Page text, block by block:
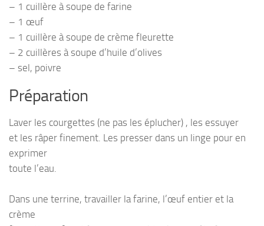
– 1 cuillère à soupe de farine
– 1 œuf
– 1 cuillère à soupe de crème fleurette
– 2 cuillères à soupe d’huile d’olives
– sel, poivre
Préparation
Laver les courgettes (ne pas les éplucher) , les essuyer
et les râper finement. Les presser dans un linge pour en
exprimer
toute l’eau.
Dans une terrine, travailler la farine, l’œuf entier et la
crème